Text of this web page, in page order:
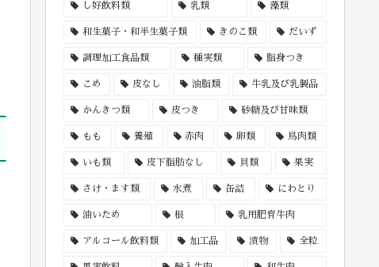
し好飲料類 乳類 藻類
和生菓子・和半生菓子類 きのこ類 だいず
調理加工食品類 種実類 脂身つき
こめ 皮なし 油脂類 牛乳及び乳製品
かんきつ類 皮つき 砂糖及び甘味類
もも 養殖 赤肉 卵類 鳥肉類
いも類 皮下脂肪なし 貝類 果実
さけ・ます類 水煮 缶詰 にわとり
油いため 根 乳用肥育牛肉
アルコール飲料類 加工品 漬物 全粒